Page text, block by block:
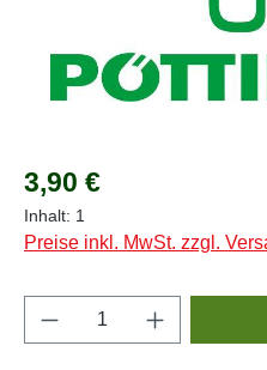
Regulärer Preis:
3,90 €
Inhalt: 1
Preise inkl. MwSt. zzgl.
Produkt Anzahl: